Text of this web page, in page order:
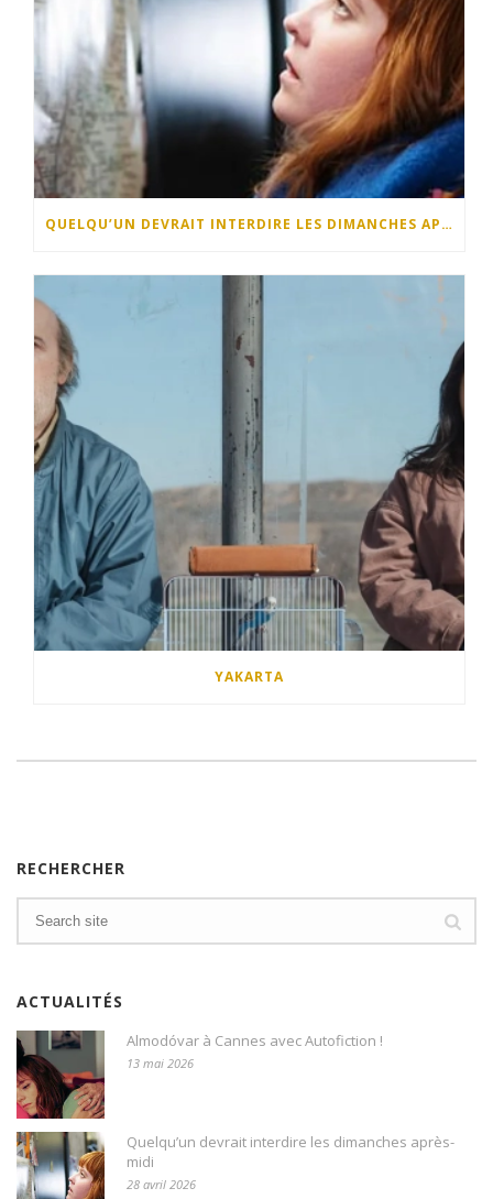
QUELQU’UN DEVRAIT INTERDIRE LES DIMANCHES APRÈS-MIDI
YAKARTA
RECHERCHER
ACTUALITÉS
Almodóvar à Cannes avec Autofiction !
13 mai 2026
Quelqu’un devrait interdire les dimanches après-
midi
28 avril 2026